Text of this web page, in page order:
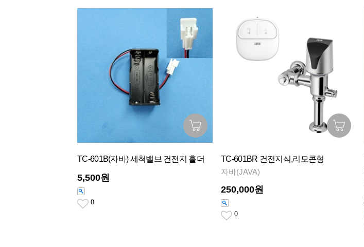
TC-601B(자바) 세척밸브 건전지 홀더
5,500원
0
TC-601BR 건전지식,리모콘형
자바(JAVA)
250,000원
0